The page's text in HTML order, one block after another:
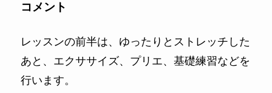
コメント
レッスンの前半は、ゆったりとストレッチした
あと、エクササイズ、プリエ、基礎練習などを
行います。